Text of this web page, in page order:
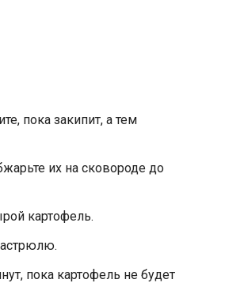
пока закипит, а тем
их на сковороде до
картофель.
пока картофель не будет